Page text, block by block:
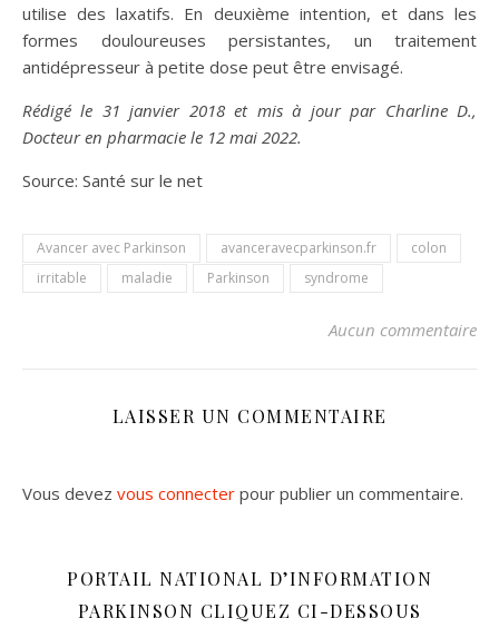
utilise des laxatifs. En deuxième intention, et dans les
formes douloureuses persistantes, un traitement
antidépresseur à petite dose peut être envisagé.
Rédigé le 31 janvier 2018 et mis à jour par Charline D.,
Docteur en pharmacie le 12 mai 2022.
Source: Santé sur le net
Avancer avec Parkinson avanceravecparkinson.fr
colon
irritable
maladie Parkinson syndrome
Aucun commentaire
LAISSER UN COMMENTAIRE
Vous devez vous connecter pour publier un commentaire.
PORTAIL NATIONAL D’INFORMATION
PARKINSON CLIQUEZ CI-DESSOUS